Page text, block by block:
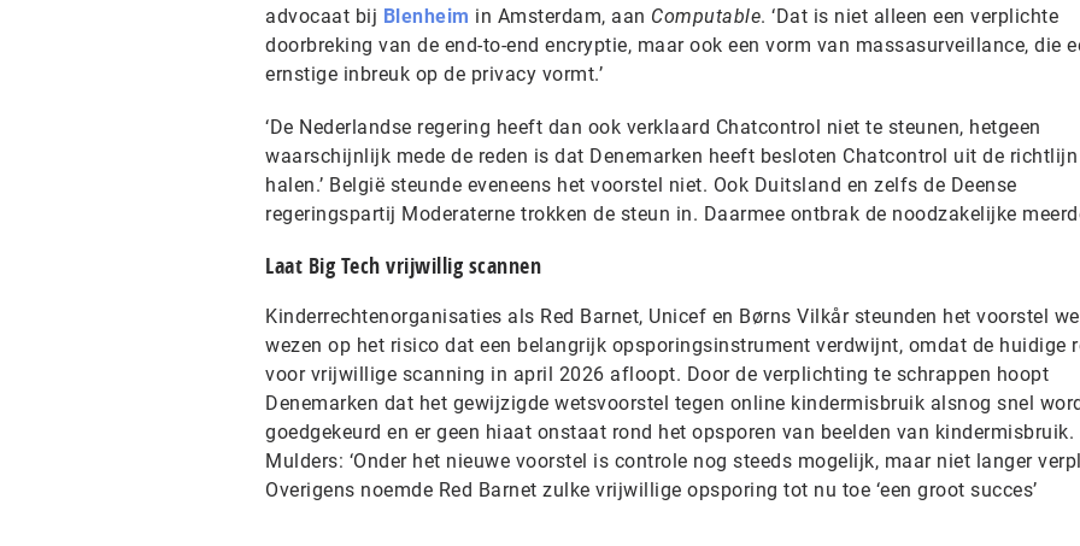
advocaat bij Blenheim in Amsterdam, aan Computable. ‘Dat is niet alleen een verplichte
doorbreking van de end-to-end encryptie, maar ook een vorm van massasurveillance, die
ernstige inbreuk op de privacy vormt.’
‘De Nederlandse regering heeft dan ook verklaard Chatcontrol niet te steunen, hetgeen
waarschijnlijk mede de reden is dat Denemarken heeft besloten Chatcontrol uit de
halen.’ België steunde eveneens het voorstel niet. Ook Duitsland en zelfs de Deense
regeringspartij Moderaterne trokken de steun in. Daarmee ontbrak de noodzakelijke
Laat Big Tech vrijwillig scannen
Kinderrechtenorganisaties als Red Barnet, Unicef en Børns Vilkår steunden het voorstel
wezen op het risico dat een belangrijk opsporingsinstrument verdwijnt, omdat de huidige
voor vrijwillige scanning in april 2026 afloopt. Door de verplichting te schrappen hoopt
Denemarken dat het gewijzigde wetsvoorstel tegen online kindermisbruik alsnog snel
goedgekeurd en er geen hiaat onstaat rond het opsporen van beelden van kindermisbruik.
Mulders: ‘Onder het nieuwe voorstel is controle nog steeds mogelijk, maar niet langer
Overigens noemde Red Barnet zulke vrijwillige opsporing tot nu toe ‘een groot succes’